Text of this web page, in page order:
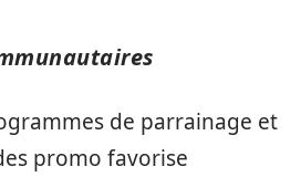
de parrainage et
promo favorise